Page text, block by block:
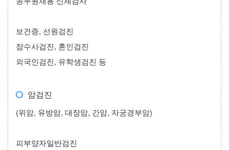
보건증, 선원검진
잠수사검진, 혼인검진
외국인검진, 유학생검진 등
암검진
(위암, 유방암, 대장암, 간암, 자궁경부암)
피부양자일반검진